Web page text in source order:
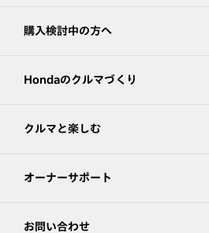
購入検討中の方へ
Hondaのクルマづくり
クルマと楽しむ
オーナーサポート
お問い合わせ